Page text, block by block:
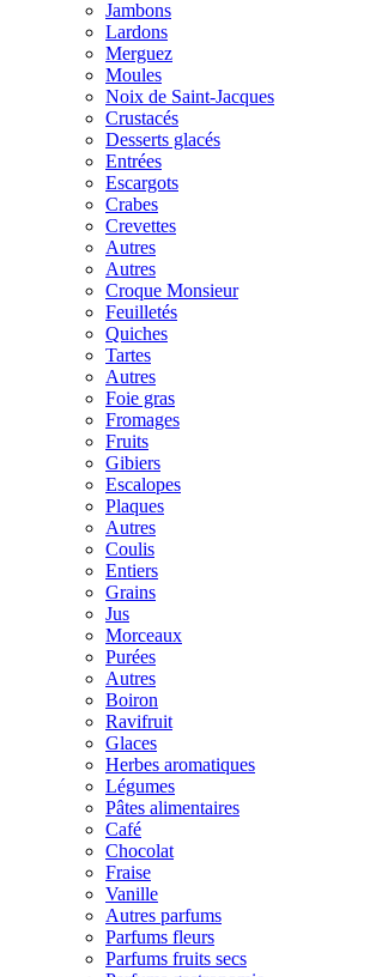
Jambons
Lardons
Merguez
Moules
Noix de Saint-Jacques
Crustacés
Desserts glacés
Entrées
Escargots
Crabes
Crevettes
Autres
Autres
Croque Monsieur
Feuilletés
Quiches
Tartes
Autres
Foie gras
Fromages
Fruits
Gibiers
Escalopes
Plaques
Autres
Coulis
Entiers
Grains
Jus
Morceaux
Purées
Autres
Boiron
Ravifruit
Glaces
Herbes aromatiques
Légumes
Pâtes alimentaires
Café
Chocolat
Fraise
Vanille
Autres parfums
Parfums fleurs
Parfums fruits secs